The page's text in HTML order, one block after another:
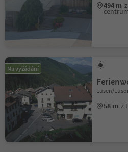
494 m
Na vyžádání
Lüsen/
58 m z